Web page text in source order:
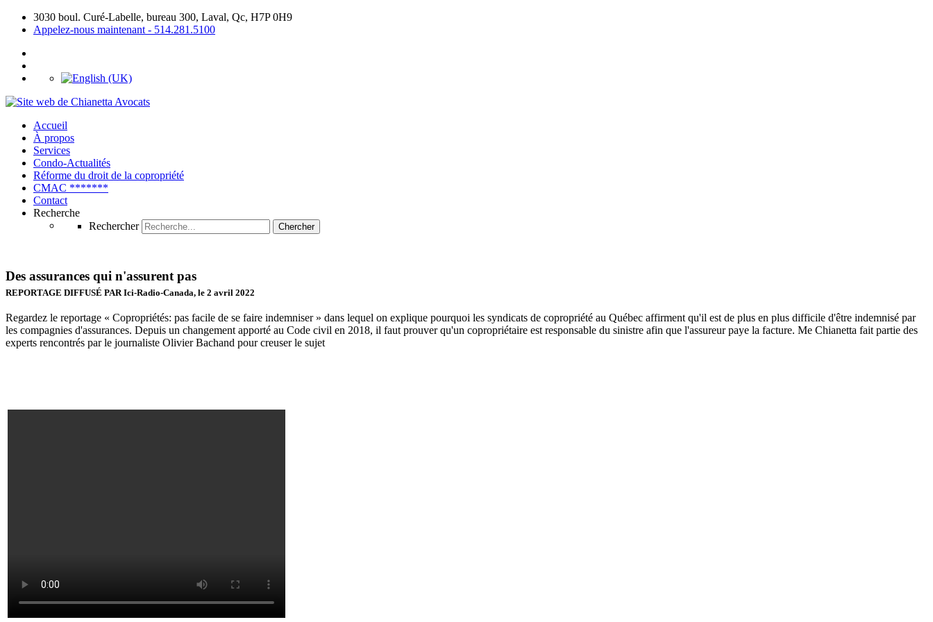
3030 boul. Curé-Labelle, bureau 300, Laval, Qc, H7P 0H9
Appelez-nous maintenant - 514.281.5100
Accueil
À propos
Services
Condo-Actualités
Réforme du droit de la copropriété
CMAC *******
Contact
Recherche
Rechercher
Chercher
Des assurances qui n'assurent pas
REPORTAGE DIFFUSÉ PAR Ici-Radio-Canada, le 2 avril 2022
Regardez le reportage « Copropriétés: pas facile de se faire indemniser » dans lequel on explique pourquoi les syndicats de copropriété au Québec affirment qu'il est de plus en plus difficile d'être indemnisé par
les compagnies d'assurances. Depuis un changement apporté au Code civil en 2018, il faut prouver qu'un copropriétaire est responsable du sinistre afin que l'assureur paye la facture. Me Chianetta fait partie des
experts rencontrés par le journaliste Olivier Bachand pour creuser le sujet